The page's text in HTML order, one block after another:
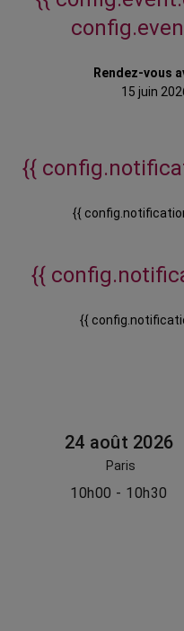
Rendez-vous
15 juin
{{
{{
{{
{{
24 août 2026
Paris
10h00 - 10h30